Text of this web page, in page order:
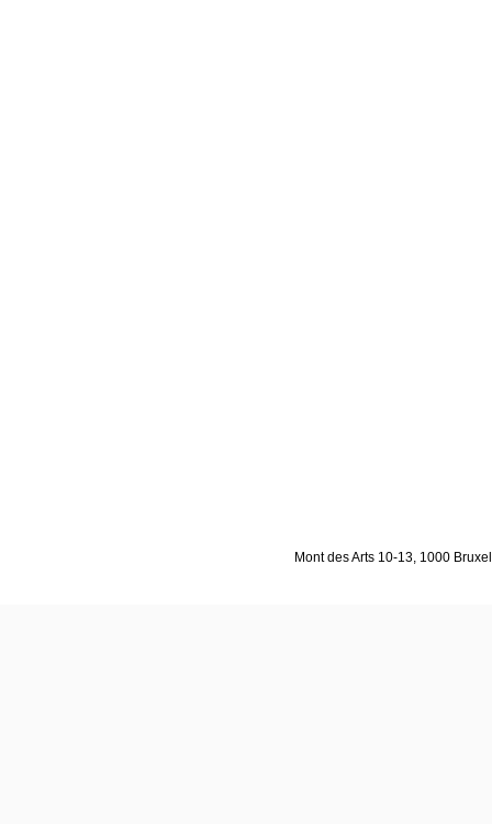
Mont des Arts 10-13, 1000